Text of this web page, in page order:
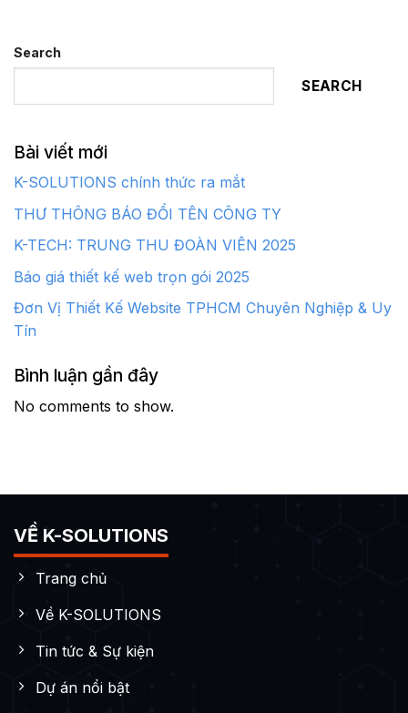
Search
SEARCH
Bài viết mới
K-SOLUTIONS chính thức ra mắt
THƯ THÔNG BÁO ĐỔI TÊN CÔNG TY
K-TECH: TRUNG THU ĐOÀN VIÊN 2025
Báo giá thiết kế web trọn gói 2025
Đơn Vị Thiết Kế Website TPHCM Chuyên Nghiệp & Uy
Tín
Bình luận gần đây
No comments to show.
VỀ K-SOLUTIONS
Trang chủ
Về K-SOLUTIONS
Tin tức & Sự kiện
Dự án nổi bật